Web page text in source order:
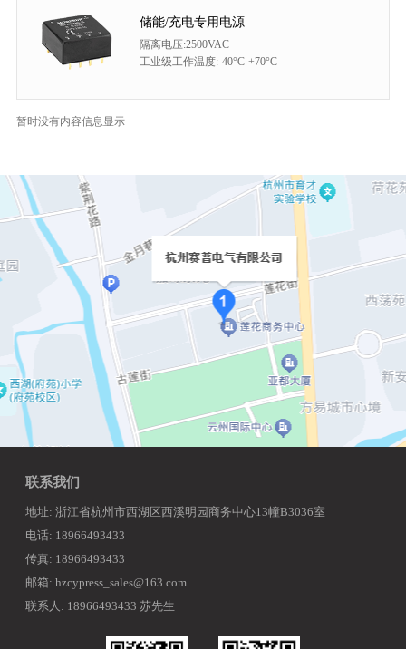
储能/充电专用电源
隔离电压:2500VAC
工业级工作温度:-40°C-+70°C
暂时没有内容信息显示
联系我们
地址: 浙江省杭州市西湖区西溪明园商务中心13幢B3036室
电话: 18966493433
传真: 18966493433
邮箱: hzcypress_sales@163.com
联系人: 18966493433 苏先生